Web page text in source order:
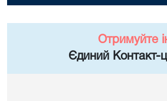
Отримуйте
Єдиний Контакт-